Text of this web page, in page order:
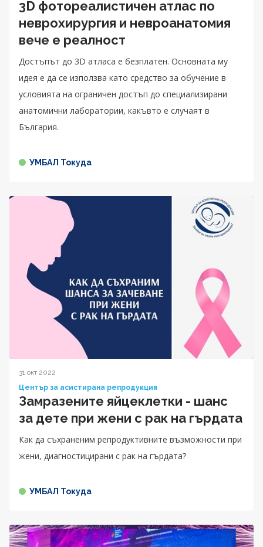
3D фотореалистичен атлас по
неврохирургия и невроанатомия
вече е реалност
Достъпът до 3D атласа е безплатен. Основната му
идея е да се използва като средство за обучение в
условията на ограничен достъп до специализирани
анатомични лаборатории, какъвто е случаят в
България.
УМБАЛ Токуда
31 окт 2022
Център за асистирана репродукция
Замразените яйцеклетки - шанс
за дете при жени с рак на гърдата
Как да съхраненим репродуктивните възможности при
жени, диагностицирани с рак на гърдата?
УМБАЛ Токуда